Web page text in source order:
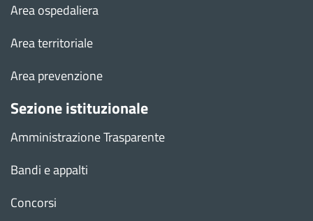
Area ospedaliera
Area territoriale
Area prevenzione
Sezione istituzionale
Amministrazione Trasparente
Bandi e appalti
Concorsi